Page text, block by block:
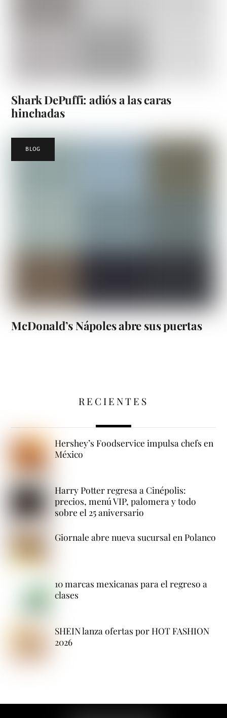
Shark DePuffi: adiós a las caras
hinchadas
BLOG
McDonald’s Nápoles abre sus puertas
RECIENTES
Hershey’s Foodservice impulsa chefs en
México
Harry Potter regresa a Cinépolis:
precios, menú VIP, palomera y todo
sobre el 25 aniversario
Giornale abre nueva sucursal en Polanco
10 marcas mexicanas para el regreso a
clases
SHEIN lanza ofertas por HOT FASHION
2026